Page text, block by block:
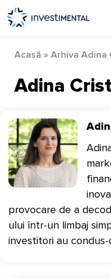
Skip
to
content
Acasă » Arhiva Adina
Adina
provocare de a
ului într-un limbaj
investitori au